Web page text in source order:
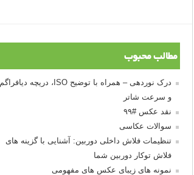
مطالب محبوب
درک نوردهی – همراه با توضیح ISO، دریچه دیافراگم
و سرعت شاتر
نقد عکس #۹۹
سوالات عکاسی
تنظیمات فلاش داخلی دوربین: آشنایی با گزینه های
فلاش توکار دوربین شما
نمونه های زیبای عکس های مفهومی